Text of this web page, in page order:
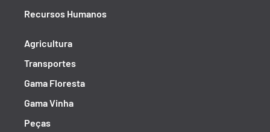
Recursos Humanos
Agricultura
Transportes
Gama Floresta
Gama Vinha
Peças